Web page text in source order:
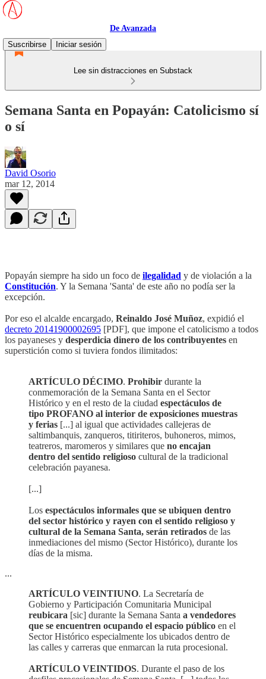
De Avanzada
Suscribirse
Iniciar sesión
Lee sin distracciones en Substack
Semana Santa en Popayán: Catolicismo sí
o sí
David Osorio
mar 12, 2014
Popayán siempre ha sido un foco de ilegalidad y de violación a la
Constitución. Y la Semana 'Santa' de este año no podía ser la
excepción.
Por eso el alcalde encargado, Reinaldo José Muñoz, expidió el
decreto 20141900002695 [PDF], que impone el catolicismo a todos
los payaneses y desperdicia dinero de los contribuyentes en
superstición como si tuviera fondos ilimitados:
ARTÍCULO DÉCIMO. Prohibir durante la
conmemoración de la Semana Santa en el Sector
Histórico y en el resto de la ciudad espectáculos de
tipo PROFANO al interior de exposiciones muestras
y ferias [...] al igual que actividades callejeras de
saltimbanquis, zanqueros, titiriteros, buhoneros, mimos,
teatreros, maromeros y similares que no encajan
dentro del sentido religioso cultural de la tradicional
celebración payanesa.
[...]
Los espectáculos informales que se ubiquen dentro
del sector histórico y rayen con el sentido religioso y
cultural de la Semana Santa, serán retirados de las
inmediaciones del mismo (Sector Histórico), durante los
días de la misma.
...
ARTÍCULO VEINTIUNO. La Secretaría de
Gobierno y Participación Comunitaria Municipal
reubicara [sic] durante la Semana Santa a vendedores
que se encuentren ocupando el espacio público en el
Sector Histórico especialmente los ubicados dentro de
las calles y carreras que enmarcan la ruta procesional.
ARTÍCULO VEINTIDOS. Durante el paso de los